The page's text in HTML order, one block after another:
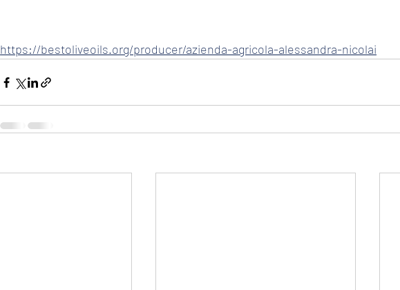
https://bestoliveoils.org/producer/azienda-agricola-alessandra-nicolai